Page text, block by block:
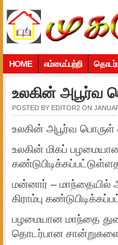
HOME எம்மைப்பற்றி
உலகின் அபூர்வ
POSTED BY EDITOR2 ON
உலகின் அபூர்வ பொருள்
உலகின் மிகப்
மன்னார் – மாந்தையில்
கிராம்பு
பழமையான மாந்தை
தொடர்பான